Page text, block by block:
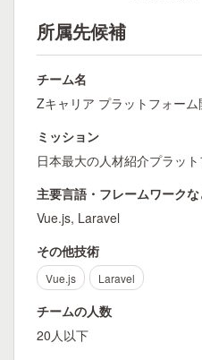
所属先候補
チーム名
Zキャリア プラットフォーム
ミッション
日本最大の人材紹介プラッ
主要言語・フレームワーク
Vue.js, Laravel
その他技術
Vue.js Laravel
チームの人数
20人以下